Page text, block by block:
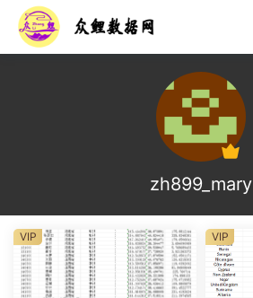
zh899_mary
VIP VIP